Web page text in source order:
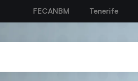
FECANBM Tenerife